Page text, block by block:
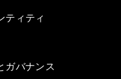
ティティ
ガバナンス